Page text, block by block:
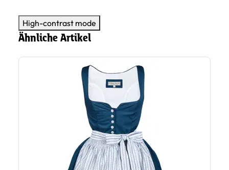
High-contrast mode
Ähnliche Artikel